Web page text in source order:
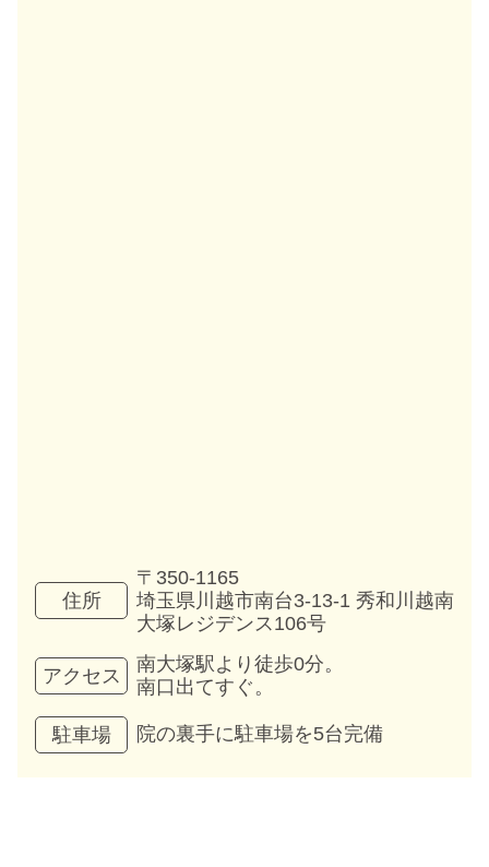
住所
〒350-1165
埼玉県川越市南台3-13-1 秀和川越南
大塚レジデンス106号
アクセス
南大塚駅より徒歩0分。
南口出てすぐ。
駐車場 院の裏手に駐車場を5台完備